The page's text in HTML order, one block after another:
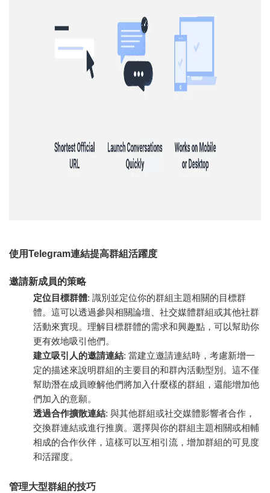
使用Telegram連結提高群組活躍度
邀請新成員的策略
定位目標群體: 識別並定位你的群組主題相關的目標群
體。這可以透過參與相關論壇、社交媒體群組或其他社群
活動來實現。理解目標群體的需求和興趣點，可以幫助你
更有效地吸引他們。
建立吸引人的邀請連結: 當建立邀請連結時，考慮新增一
定的描述來說明群組的主要目的和群內活動型別。這不僅
幫助潛在成員瞭解他們將加入什麼樣的群組，還能增加他
們加入的意願。
透過合作擴散連結: 與其他群組或社交媒體影響者合作，
交換群連結或進行推廣。選擇與你的群組主題相關或相輔
相成的合作伙伴，這樣可以互相引流，增加群組的可見度
和活躍度。
管理大型群組的技巧